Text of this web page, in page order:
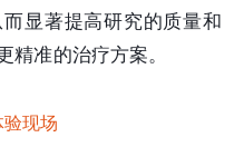
显著提高研究的质量和
精准的治疗方案。
现场